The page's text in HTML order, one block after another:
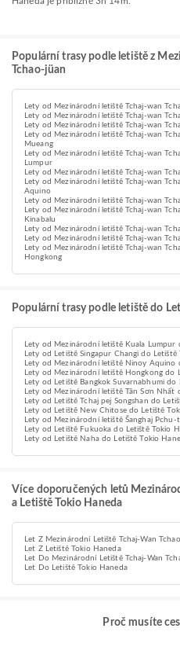
Populární trasy podle letiště z
Tchao-jüan
Lety od Mezinárodní letiště Tchaj-wan
Lety od Mezinárodní letiště Tchaj-wan
Lety od Mezinárodní letiště Tchaj-wan
Lety od Mezinárodní letiště Tchaj-wan
Mueang
Lety od Mezinárodní letiště Tchaj-wan
Lumpur
Lety od Mezinárodní letiště Tchaj-wan
Lety od Mezinárodní letiště Tchaj-wan
Aquino
Lety od Mezinárodní letiště Tchaj-wan
Lety od Mezinárodní letiště Tchaj-wan
Kinabalu
Lety od Mezinárodní letiště Tchaj-wan
Lety od Mezinárodní letiště Tchaj-wan
Lety od Mezinárodní letiště Tchaj-wan
Hongkong
Populární trasy podle letiště do
Lety od Mezinárodní letiště Kuala Lumpur
Lety od Letiště Singapur Changi do Letiště
Lety od Mezinárodní letiště Ninoy Aquino
Lety od Mezinárodní letiště Hongkong do
Lety od Letiště Bangkok Suvarnabhumi do
Lety od Mezinárodní letiště Tân Sơn Nhất
Lety od Letiště Tchaj pej Songshan do
Lety od Letiště New Chitose do Letiště
Lety od Mezinárodní letiště Šanghaj
Lety od Letiště Fukuoka do Letiště Tokio
Lety od Letiště Naha do Letiště Tokio
Více doporučených letů
a Letiště Tokio Haneda
Let Z Mezinárodní Letiště Tchaj-Wan
Let Z Letiště Tokio Haneda
Let Do Mezinárodní Letiště Tchaj-Wan
Let Do Letiště Tokio Haneda
Proč musíte